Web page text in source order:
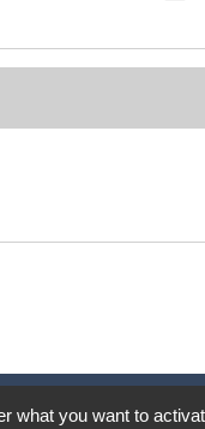
Nous
what you want to